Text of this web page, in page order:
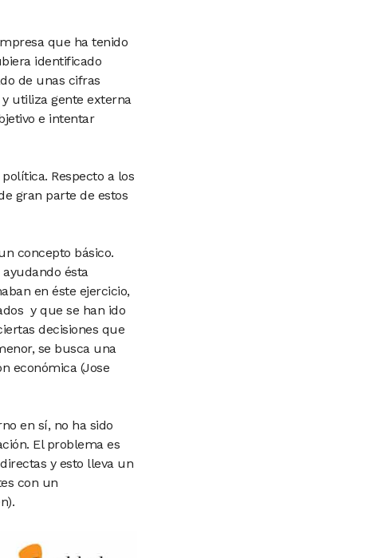
que ha tenido
identificado
de unas cifras
y utiliza gente externa
e intentar
Respecto a los
gran parte de estos
concepto básico.
ésta
en éste ejercicio,
y que se han ido
decisiones que
se busca una
económica (Jose
en sí, no ha sido
El problema es
y esto lleva un
con un